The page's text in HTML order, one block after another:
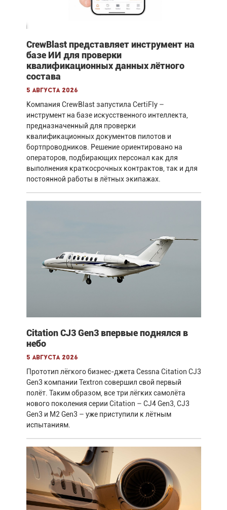
CrewBlast представляет инструмент на
базе ИИ для проверки
квалификационных данных лётного
состава
5 августа 2026
Компания CrewBlast запустила CertiFly –
инструмент на базе искусственного интеллекта,
предназначенный для проверки
квалификационных документов пилотов и
бортпроводников. Решение ориентировано на
операторов, подбирающих персонал как для
выполнения краткосрочных контрактов, так и для
постоянной работы в лётных экипажах.
Citation CJ3 Gen3 впервые поднялся в
небо
5 августа 2026
Прототип лёгкого бизнес-джета Cessna Citation CJ3
Gen3 компании Textron совершил свой первый
полёт. Таким образом, все три лёгких самолёта
нового поколения серии Citation – CJ4 Gen3, CJ3
Gen3 и M2 Gen3 – уже приступили к лётным
испытаниям.